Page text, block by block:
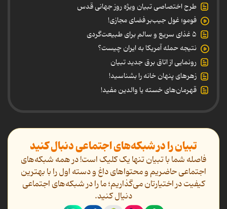
طرح اختصاصی تبیان ویژه روز جهانی قدس
فومو؛ غول جیب‌بر فضای مجازی!
۵ غذای سریع و سالم برای طبیعت‌گردی
نتیجه حمله آمریکا به ایران چیست؟
رونمایی از اتاق برق جدید تبیان
زهرهای پنهان خانه را بشناسید!
قهرمان‌های خسته یا والدین مفید!
تبیان را در شبکه‌های اجتماعی دنبال کنید
فاصله شما با تبیان تنها یک کلیک است! در همه شبکه‌های
اجتماعی حاضریم و محتواهای داغ و دسته اول را با بهترین
کیفیت در اختیارتان می‌گذاریم؛ ما را در شبکه‌های اجتماعی
دنیال کنید.